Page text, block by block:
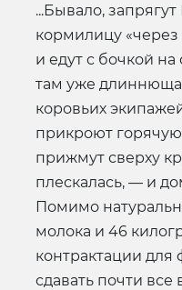
...Бывало,
кормилицу «через
и едут с бочкой
там уже
коровьих
прикроют
прижмут сверху
плескалась, — и
Помимо
молока и 46
контрактации
сдавать почти